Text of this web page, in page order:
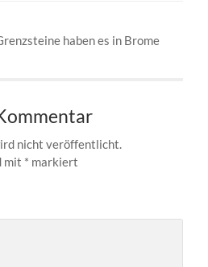
haben es in Brome
nicht veröffentlicht.
mit * markiert